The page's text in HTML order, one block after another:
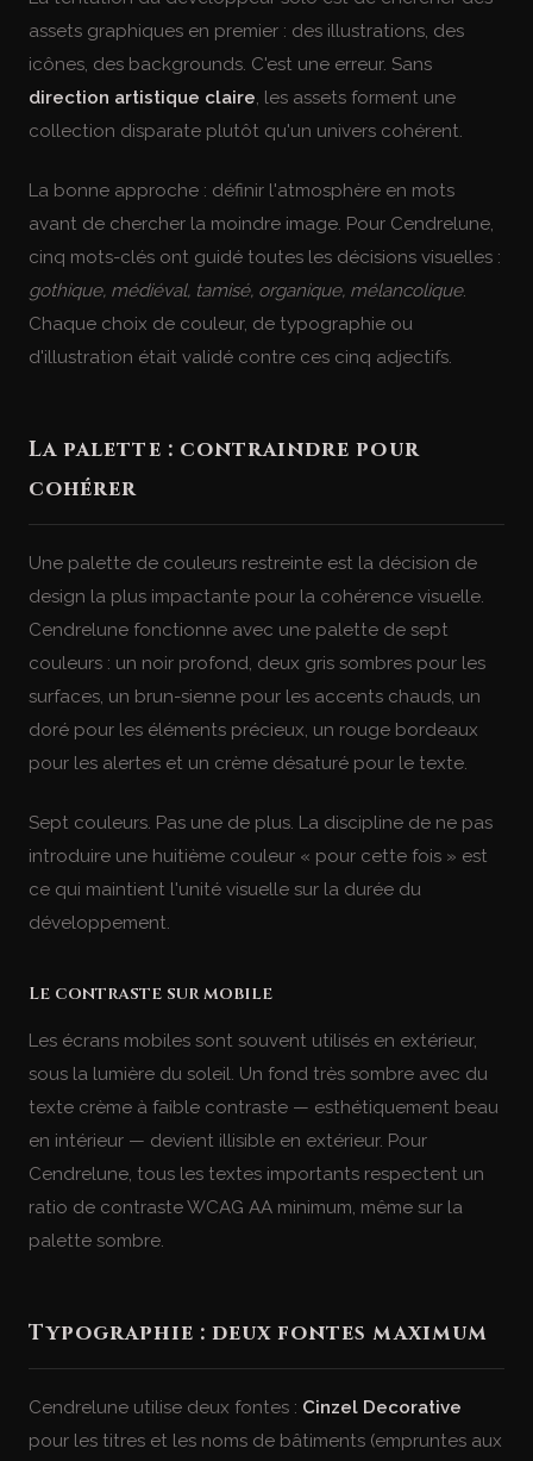
assets graphiques en premier : des illustrations, des
icônes, des backgrounds. C'est une erreur. Sans
direction artistique claire, les assets forment une
collection disparate plutôt qu'un univers cohérent.
La bonne approche : définir l'atmosphère en mots
avant de chercher la moindre image. Pour Cendrelune,
cinq mots-clés ont guidé toutes les décisions visuelles :
gothique, médiéval, tamisé, organique, mélancolique.
Chaque choix de couleur, de typographie ou
d'illustration était validé contre ces cinq adjectifs.
La palette : contraindre pour
cohérer
Une palette de couleurs restreinte est la décision de
design la plus impactante pour la cohérence visuelle.
Cendrelune fonctionne avec une palette de sept
couleurs : un noir profond, deux gris sombres pour les
surfaces, un brun-sienne pour les accents chauds, un
doré pour les éléments précieux, un rouge bordeaux
pour les alertes et un crème désaturé pour le texte.
Sept couleurs. Pas une de plus. La discipline de ne pas
introduire une huitième couleur « pour cette fois » est
ce qui maintient l'unité visuelle sur la durée du
développement.
Le contraste sur mobile
Les écrans mobiles sont souvent utilisés en extérieur,
sous la lumière du soleil. Un fond très sombre avec du
texte crème à faible contraste — esthétiquement beau
en intérieur — devient illisible en extérieur. Pour
Cendrelune, tous les textes importants respectent un
ratio de contraste WCAG AA minimum, même sur la
palette sombre.
Typographie : deux fontes maximum
Cendrelune utilise deux fontes : Cinzel Decorative
pour les titres et les noms de bâtiments (empruntes aux